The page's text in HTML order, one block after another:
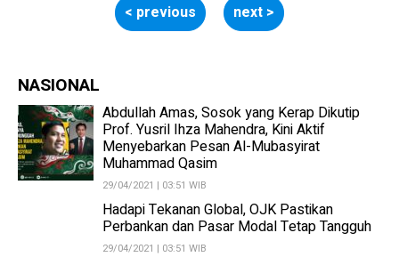
NASIONAL
Abdullah Amas, Sosok yang Kerap Dikutip
Prof. Yusril Ihza Mahendra, Kini Aktif
Menyebarkan Pesan Al-Mubasyirat
Muhammad Qasim
29/04/2021 | 03:51 WIB
Hadapi Tekanan Global, OJK Pastikan
Perbankan dan Pasar Modal Tetap Tangguh
29/04/2021 | 03:51 WIB
< previous next >